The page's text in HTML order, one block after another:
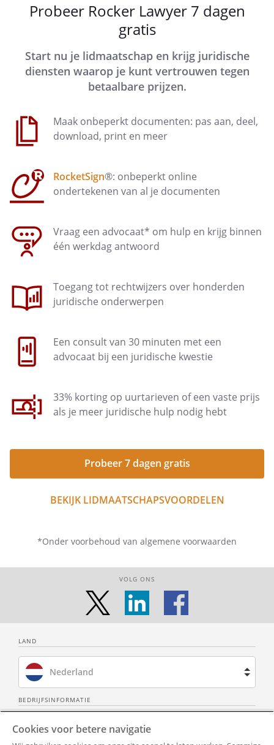
Probeer Rocker Lawyer 7 dagen
gratis
Start nu je lidmaatschap en krijg juridische
diensten waarop je kunt vertrouwen tegen
betaalbare prijzen.
Maak onbeperkt documenten: pas aan, deel,
download, print en meer
RocketSign®: onbeperkt online
ondertekenen van al je documenten
Vraag een advocaat* om hulp en krijg binnen
één werkdag antwoord
Toegang tot rechtwijzers over honderden
juridische onderwerpen
Een consult van 30 minuten met een
advocaat bij een juridische kwestie
33% korting op uurtarieven of een vaste prijs
als je meer juridische hulp nodig hebt
Probeer 7 dagen gratis
BEKIJK LIDMAATSCHAPSVOORDELEN
*Onder voorbehoud van algemene voorwaarden
VOLG ONS
LAND
Nederland
Brazilië
Spanje
BEDRIJFSINFORMATIE
Cookies voor betere navigatie